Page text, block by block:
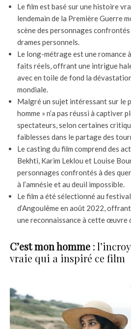
Le film est basé sur une histoire
lendemain de la Première Guerre
scène des personnages
drames personnels.
Le long-métrage est une romance
faits réels, offrant une intrigue
avec en toile de fond la
mondiale.
Malgré un sujet intéressant sur le
homme » n’a pas réussi à captiver
spectateurs, selon certaines
faiblesses dans le partage des
Le casting du film comprend des
Bekhti, Karim Leklou et Louise
personnages confrontés à des
à l’amnésie et au deuil impossible.
Le film a été sélectionné au
d’Angoulême en août 2022,
une reconnaissance à cette œuvre
C’est mon homme :
vraie qui a inspiré ce film